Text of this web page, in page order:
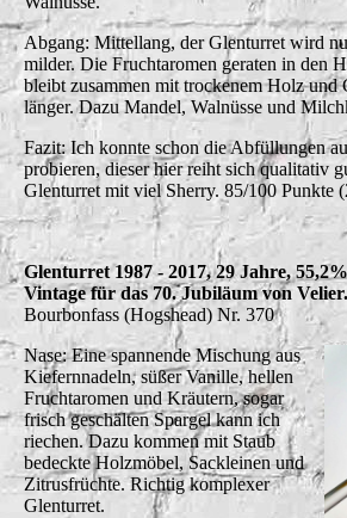
Abgang: Mittellang, der Glenturret wird
milder. Die Fruchtaromen geraten in den
bleibt zusammen mit trockenem Holz und
länger. Dazu Mandel, Walnüsse und
Fazit: Ich konnte schon die Abfüllungen
probieren, dieser hier reiht sich qualitativ
Glenturret mit viel Sherry. 85/100 Punkte
Glenturret 1987 - 2017, 29 Jahre,
Vintage für das 70. Jubiläum von
Bourbonfass (Hogshead) Nr. 370
Nase: Eine spannende Mischung aus
Kiefernnadeln, süßer Vanille, hellen
Fruchtaromen und Kräutern, sogar
frisch geschälten Spargel kann ich
riechen. Dazu kommen mit Staub
bedeckte Holzmöbel, Sackleinen und
Zitrusfrüchte. Richtig komplexer
Glenturret.